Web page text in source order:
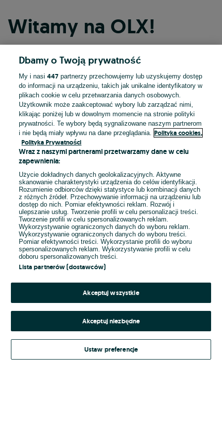
Witamy na OLX!
Kontynuuj przez Facebooka
Kontynuuj przez konto Apple
Kontynuuj przez konto Google
LUB
E-mail
Hasło
Kontynuując za pośrednictwem jednego z dostawców wskazanych powyżej,
Regulamin serwisu OLX.pl w jego aktualnym brzmieniu.
Dbamy o Twoją prywatność
My i nasi447 partnerzy przechowujemy lub uzyskujemy dostęp
do informacji na urządzeniu, takich jak unikalne identyfikatory w
plikach cookie w celu przetwarzania danych osobowych.
Użytkownik może zaakceptować wybory lub zarządzać nimi,
klikając poniżej lub w dowolnym momencie na stronie polityki
prywatności. Te wybory będą sygnalizowane naszym partnerom
i nie będą miały wpływu na dane przeglądania.
Polityka cookies,
Polityka Prywatności
Wraz z naszymi partnerami przetwarzamy dane w celu
zapewnienia:
Użycie dokładnych danych geolokalizacyjnych. Aktywne
skanowanie charakterystyki urządzenia do celów identyfikacji.
Rozumienie odbiorców dzięki statystyce lub kombinacji danych
z różnych źródeł. Przechowywanie informacji na urządzeniu lub
dostęp do nich. Pomiar efektywności reklam. Rozwój i
ulepszanie usług. Tworzenie profili w celu personalizacji treści.
Tworzenie profili w celu spersonalizowanych reklam.
Wykorzystywanie ograniczonych danych do wyboru reklam.
Wykorzystywanie ograniczonych danych do wyboru treści.
Pomiar efektywności treści. Wykorzystanie profili do wyboru
spersonalizowanych reklam. Wykorzystywanie profili w celu
doboru spersonalizowanych treści.
Lista partnerów (dostawców)
Akceptuj wszystkie
Akceptuj niezbędne
Ustaw preferencje